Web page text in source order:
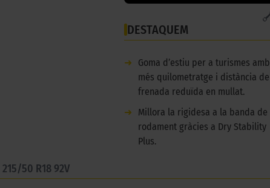
DESTAQUEM
➜
Goma d’estiu per a turismes amb
més quilometratge i distància de
frenada reduïda en mullat.
➜
Millora la rigidesa a la banda de
rodament gràcies a Dry Stability
Plus.
215/50 R18 92V